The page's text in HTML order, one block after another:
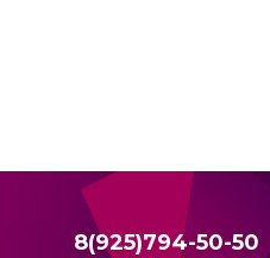
8(925)794-50-50